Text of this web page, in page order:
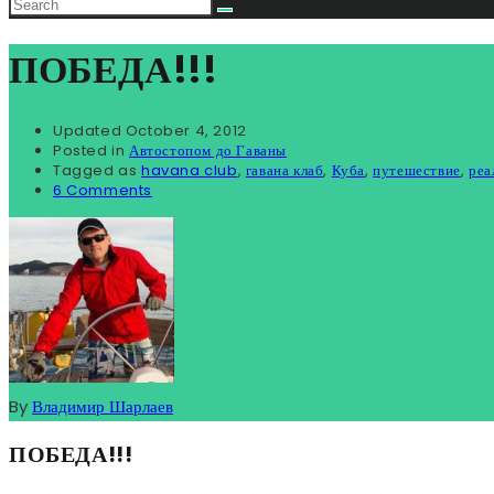
ПОБЕДА!!!
Updated October 4, 2012
Posted in Автостопом до Гаваны
Tagged as havana club, гавана клаб, Куба,путешествие,
6 Comments
ByВладимир Шарлаев
ПОБЕДА!!!